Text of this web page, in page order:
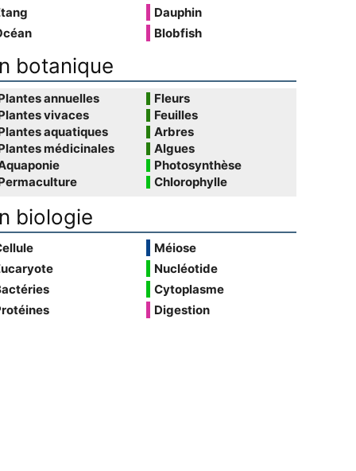
Dauphin
Blobfish
botanique
annuelles
vivaces
aquatiques
médicinales
Fleurs
Feuilles
Arbres
Algues
Photosynthèse
Chlorophylle
biologie
Méiose
Nucléotide
Cytoplasme
Digestion